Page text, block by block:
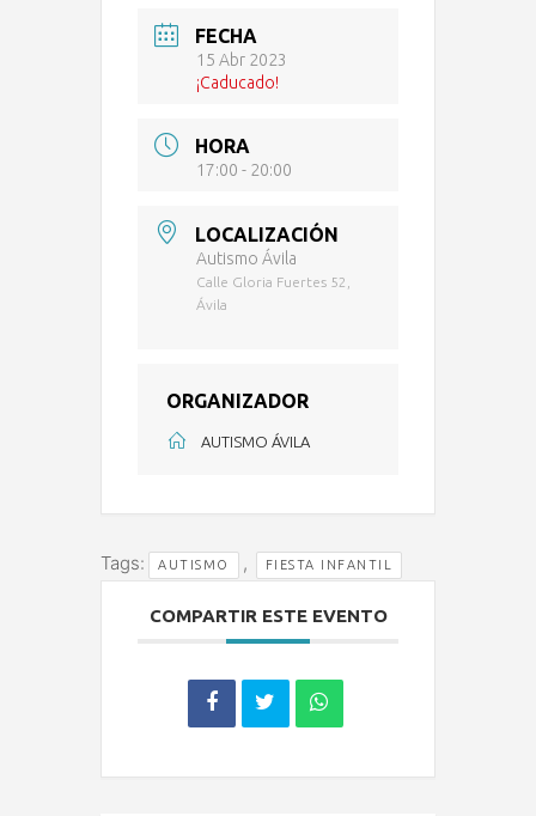
FECHA
15 Abr 2023
¡Caducado!
HORA
17:00 - 20:00
LOCALIZACIÓN
Autismo Ávila
Calle Gloria Fuertes 52,
Ávila
ORGANIZADOR
AUTISMO ÁVILA
Tags: AUTISMO , FIESTA INFANTIL
COMPARTIR ESTE EVENTO